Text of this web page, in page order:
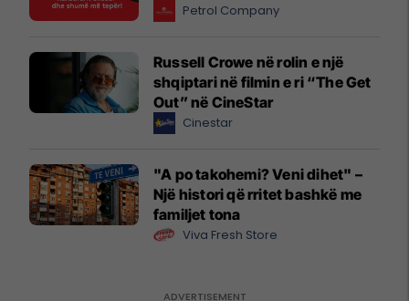
Petrol Company
Russell Crowe në rolin e një
shqiptari në filmin e ri “The Get
Out” në CineStar
Cinestar
"A po takohemi? Veni dihet" –
Një histori që rritet bashkë me
familjet tona
Viva Fresh Store